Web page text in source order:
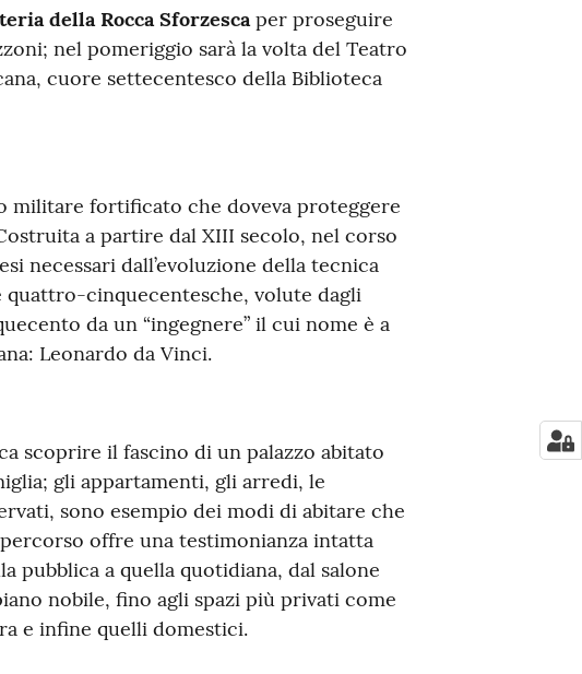
della Rocca Sforzescaper proseguire
nel pomeriggio sarà la volta del Teatro
cuore settecentesco della Biblioteca
militare fortificato che doveva proteggere
a partire dal XIII secolo, nel corso
necessari dall’evoluzione della tecnica
cinquecentesche, volute dagli
da un “ingegnere” il cui nome è a
Leonardo da Vinci.
scoprire il fascino di un palazzo abitato
gli appartamenti, gli arredi, le
sono esempio dei modi di abitare che
offre una testimonianza intatta
pubblica a quella quotidiana, dal salone
nobile, fino agli spazi più privati come
e infine quelli domestici.